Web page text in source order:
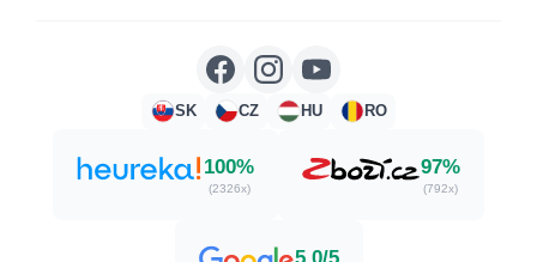
SK CZ HU RO
100%
(2326x)
97%
(792x)
5,0/5